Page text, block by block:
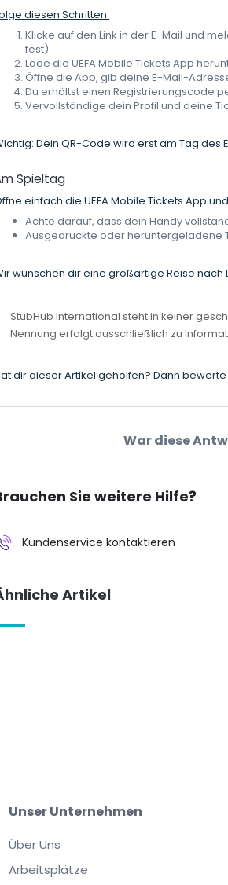
diesen Schritten:
Klicke auf den Link in der E-Mail und
fest).
Lade die UEFA Mobile Tickets App
Öffne die App, gib deine E-Mail-
Du erhältst einen Registrierungscode
Vervollständige dein Profil und deine
Dein QR-Code wird erst am Tag des
Spieltag
einfach die UEFA Mobile Tickets App
Achte darauf, dass dein Handy
Ausgedruckte oder heruntergeladene
wünschen dir eine großartige Reise
StubHub International steht in keiner
Nennung erfolgt ausschließlich zu
dir dieser Artikel geholfen? Dann
War diese
Sie weitere Hilfe?
Kundenservice kontaktieren
Artikel
Unser Unternehmen
Über Uns
Arbeitsplätze